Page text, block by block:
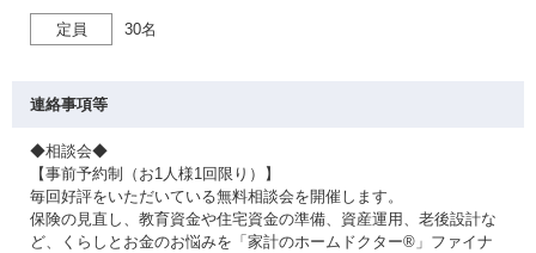
定員 30名
連絡事項等
◆相談会◆
【事前予約制（お1人様1回限り）】
毎回好評をいただいている無料相談会を開催します。
保険の見直し、教育資金や住宅資金の準備、資産運用、老後設計な
ど、くらしとお金のお悩みを「家計のホームドクター®」ファイナ